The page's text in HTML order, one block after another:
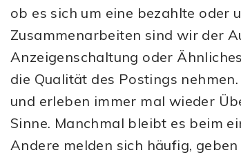
ob es sich um eine bezahlte oder
Zusammenarbeiten sind wir der
Anzeigenschaltung oder
die Qualität des Postings
und erleben immer mal wieder
Sinne. Manchmal bleibt es beim
Andere melden sich häufig,